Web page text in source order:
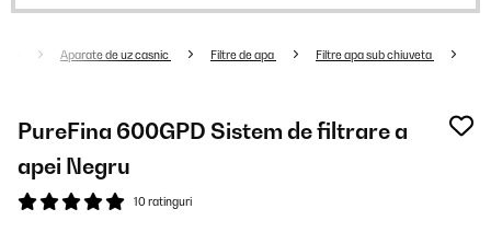
Aparate de uz casnic Filtre de apa Filtre apa sub chiuveta
PureFina 600GPD Sistem de filtrare a
apei Negru
10 ratinguri